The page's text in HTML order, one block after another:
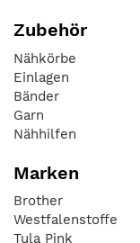
Zubehör
Nähkörbe
Einlagen
Bänder
Garn
Nähhilfen
Marken
Brother
Westfalenstoffe
Tula Pink